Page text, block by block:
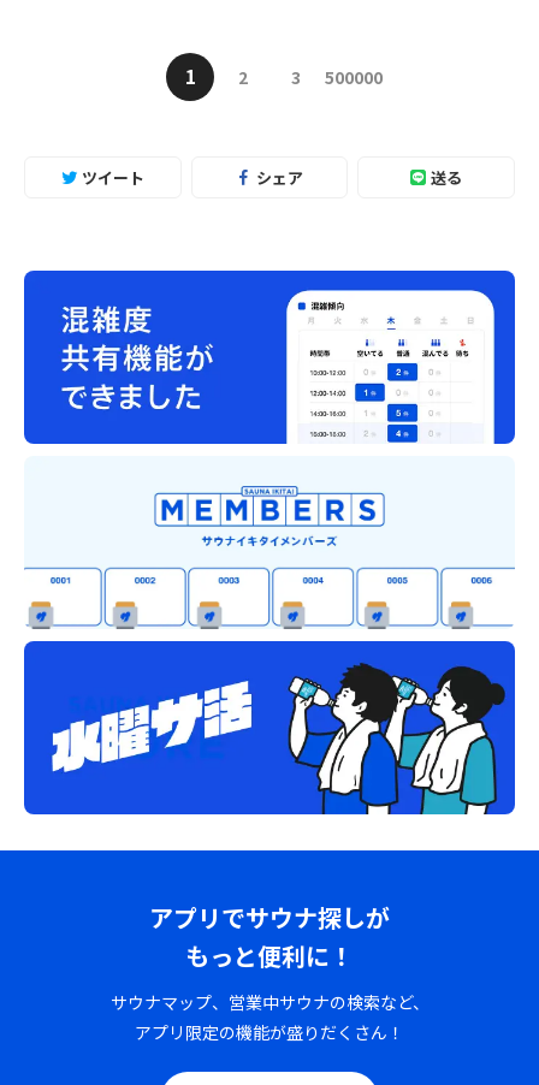
1 2 3 500000
ツイート シェア 送る
アプリでサウナ探しが
もっと便利に！
サウナマップ、営業中サウナの検索など、
アプリ限定の機能が盛りだくさん！